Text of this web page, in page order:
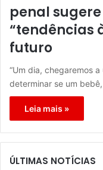
penal
“tendências
futuro
“Um dia, chegaremos
determinar se um
Leia mais »
ÚLTIMAS NOTÍCIAS